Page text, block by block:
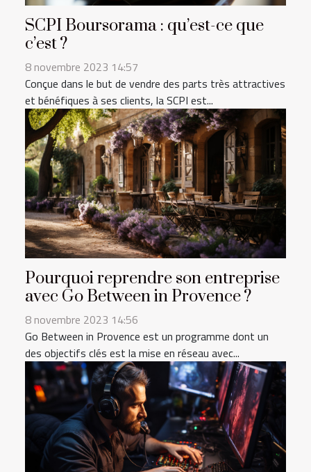
SCPI Boursorama : qu’est-ce que
c’est ?
8 novembre 2023 14:57
Conçue dans le but de vendre des parts très attractives
et bénéfiques à ses clients, la SCPI est...
Pourquoi reprendre son entreprise
avec Go Between in Provence ?
8 novembre 2023 14:56
Go Between in Provence est un programme dont un
des objectifs clés est la mise en réseau avec...